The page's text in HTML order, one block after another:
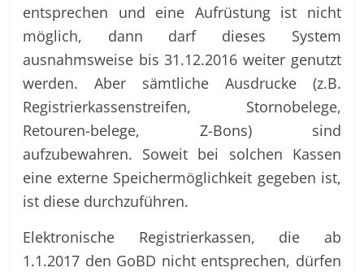
entsprechen und eine Aufrüstung ist nicht
möglich, dann darf dieses System
ausnahmsweise bis 31.12.2016 weiter genutzt
werden. Aber sämtliche Ausdrucke (z.B.
Registrierkassenstreifen, Stornobelege,
Retouren-belege, Z-Bons) sind
aufzubewahren. Soweit bei solchen Kassen
eine externe Speichermöglichkeit gegeben ist,
ist diese durchzuführen.
Elektronische Registrierkassen, die ab
1.1.2017 den GoBD nicht entsprechen, dürfen